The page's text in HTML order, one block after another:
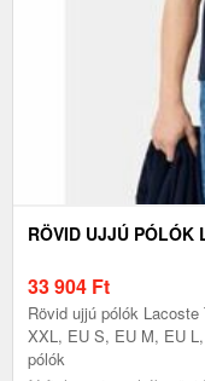
RÖVID UJJÚ PÓLÓK
33 904 Ft
Rövid ujjú pólók
XXL, EU S, EU M, EU
pólók